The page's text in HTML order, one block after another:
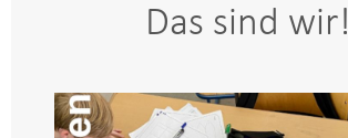
Das sind wir!